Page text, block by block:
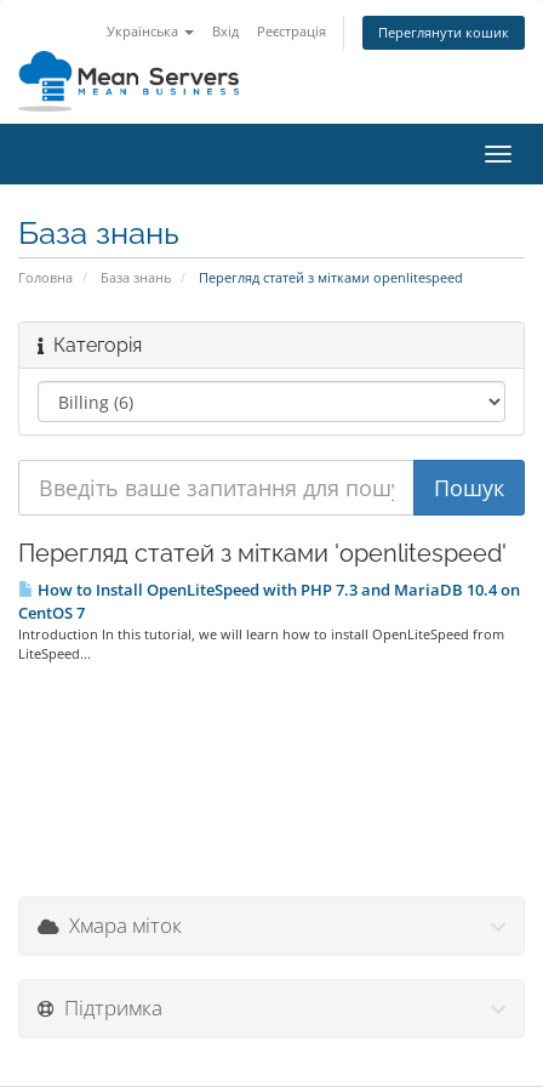
Українська Вхід Реєстрація Переглянути кошик
База знань
Головна База знань Перегляд статей з мітками openlitespeed
Категорія
Перегляд статей з мітками 'openlitespeed'
How to Install OpenLiteSpeed with PHP 7.3 and MariaDB 10.4 on
CentOS 7
Introduction In this tutorial, we will learn how to install OpenLiteSpeed from
LiteSpeed...
Хмара міток
Підтримка